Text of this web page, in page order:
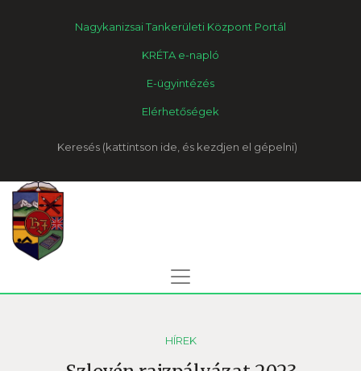
Nagykanizsai Tankerületi Központ Portál
KRÉTA e-napló
E-ügyintézés
Elérhetőségek
Keresés
HÍREK